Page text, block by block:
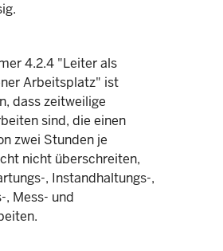
4.2.4 "Leiter als
Arbeitsplatz" ist
dass zeitweilige
sind, die einen
zwei Stunden je
nicht überschreiten,
, Instandhaltungs-,
, Mess- und